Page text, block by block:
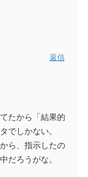
返信
たから「結果的
でしかない。
ら、指示したの
だろうがな。